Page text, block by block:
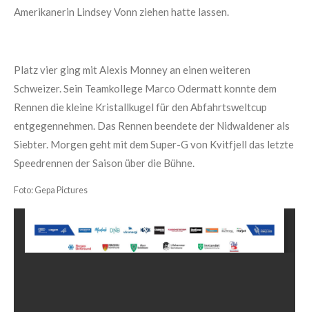
Amerikanerin Lindsey Vonn ziehen hatte lassen.
Platz vier ging mit Alexis Monney an einen weiteren
Schweizer. Sein Teamkollege Marco Odermatt konnte dem
Rennen die kleine Kristallkugel für den Abfahrtsweltcup
entgegennehmen. Das Rennen beendete der Nidwaldener als
Siebter. Morgen geht mit dem Super-G von Kvitfjell das letzte
Speedrennen der Saison über die Bühne.
Foto: Gepa Pictures